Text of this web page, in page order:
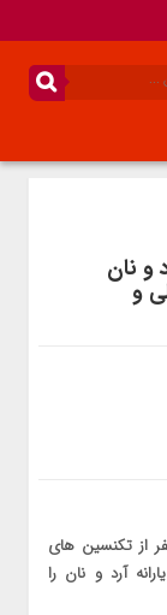
و نان
و
گفت: ۴ هزار نیروی انسانی و ۷۰۰ نفر از تکنسین های
یارانه آرد و نان را